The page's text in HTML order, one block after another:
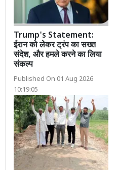
Trump's Statement:
ईरान को लेकर ट्रंप का सख्त
संदेश, और हमले करने का लिया
संकल्प
Published On 01 Aug 2026
10:19:05